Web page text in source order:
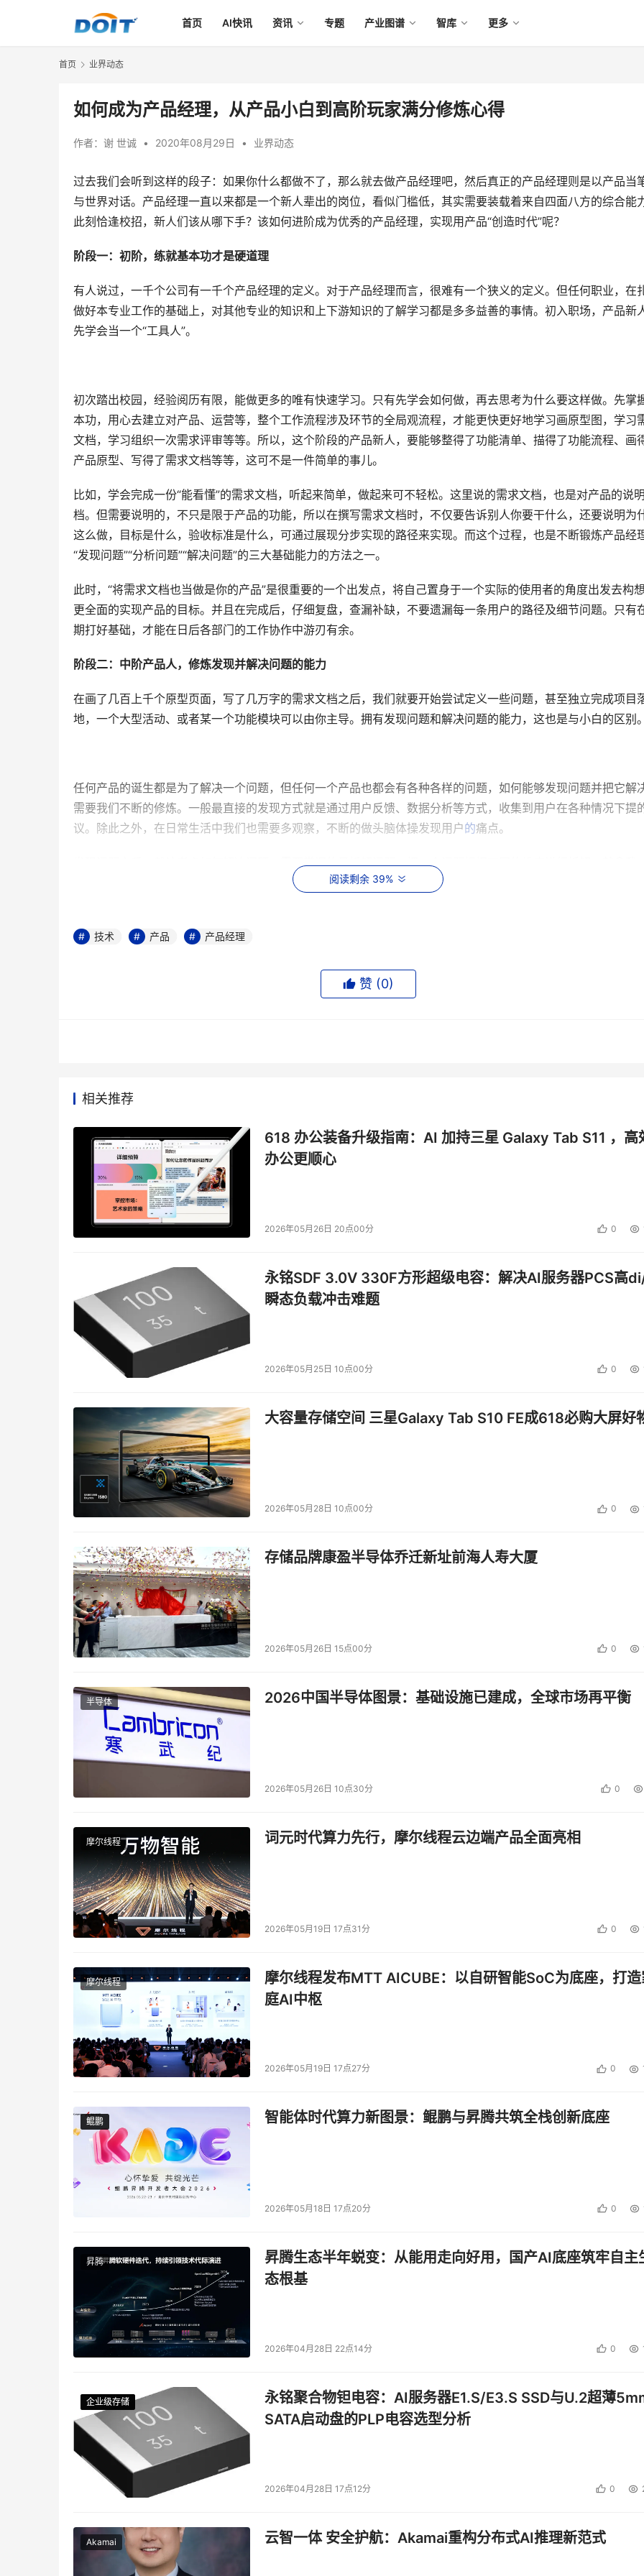
首页 AI快讯 资讯 专题 产业图谱 智库 更多
首页 业界动态
如何成为产品经理，从产品小白到高阶玩家满分修炼心得
作者： 谢 世诚 • 2020年08月29日 • 业界动态
过去我们会听到这样的段子：如果你什么都做不了，那么就去做产品经理吧，然后真正的产品经理则是以产品当笔
与世界对话。产品经理一直以来都是一个新人辈出的岗位，看似门槛低，其实需要装载着来自四面八方的综合能力
此刻恰逢校招，新人们该从哪下手？该如何进阶成为优秀的产品经理，实现用产品“创造时代”呢？
阶段一：初阶，练就基本功才是硬道理
有人说过，一千个公司有一千个产品经理的定义。对于产品经理而言，很难有一个狭义的定义。但任何职业，在
做好本专业工作的基础上，对其他专业的知识和上下游知识的了解学习都是多多益善的事情。初入职场，产品新
先学会当一个“工具人”。
初次踏出校园，经验阅历有限，能做更多的唯有快速学习。只有先学会如何做，再去思考为什么要这样做。先掌
本功，用心去建立对产品、运营等，整个工作流程涉及环节的全局观流程，才能更快更好地学习画原型图，学习
文档，学习组织一次需求评审等等。所以，这个阶段的产品新人，要能够整得了功能清单、描得了功能流程、画
产品原型、写得了需求文档等等，这可不是一件简单的事儿。
比如，学会完成一份“能看懂”的需求文档，听起来简单，做起来可不轻松。这里说的需求文档，也是对产品的说
档。但需要说明的，不只是限于产品的功能，所以在撰写需求文档时，不仅要告诉别人你要干什么，还要说明为
这么做，目标是什么，验收标准是什么，可通过展现分步实现的路径来实现。而这个过程，也是不断锻炼产品经
“发现问题”“分析问题”“解决问题”的三大基础能力的方法之一。
此时，“将需求文档也当做是你的产品”是很重要的一个出发点，将自己置身于一个实际的使用者的角度出发去构想
更全面的实现产品的目标。并且在完成后，仔细复盘，查漏补缺，不要遗漏每一条用户的路径及细节问题。只有
期打好基础，才能在日后各部门的工作协作中游刃有余。
阶段二：中阶产品人，修炼发现并解决问题的能力
在画了几百上千个原型页面，写了几万字的需求文档之后，我们就要开始尝试定义一些问题，甚至独立完成项目
地，一个大型活动、或者某一个功能模块可以由你主导。拥有发现问题和解决问题的能力，这也是与小白的区别。
任何产品的诞生都是为了解决一个问题，但任何一个产品也都会有各种各样的问题，如何能够发现问题并把它解决
需要我们不断的修炼。一般最直接的发现方式就是通过用户反馈、数据分析等方式，收集到用户在各种情况下提
议。除此之外，在日常生活中我们也需要多观察，不断的做头脑体操发现用户的痛点。
发现问题之后，就该考虑如何解决问题，需要掌握的是拆解问题。把一个问题根据不同的维度进行拆解，就拿我一
减不下来的体重举例，如果我想要瘦下来，需要从个人状况、饮食、休息、锻炼等问题进行拆解，还可以把饮食拆
晰。
这个阶段对产品经理的综合能力要求更高。需要产品经理拥有深度行业研究的能力，全面了解产品运营、考虑产品
值。在产品出现问题时，能够跳脱出现有的逻辑，看清楚它的本质，重新找准产品的位置从而发现解决问题的切
点，这些都是积累下来的经验。此外，能够考虑如何帮公司赚钱，通过有效合理的资源整合（包含了与运营、设计
间的配合、与技术的沟通等等），实现更大商业价值，也是高阶产品人的必备能力。
在消费互联网红利开始触达天花板的时候，不仅是C端产品，B端产品也开始成为资本与巨头的关注焦点，随着不
产品的热度上涨，产品经理“在产品中赋能，提升产品的价值”的作用也愈发显现。这一点在今年各家互联网大厂
幅增加，涉及视频创新、游戏、智能小程序、贴吧、云计算等业务的19种产品类职位。科技大厂们似乎都看中了
新人们的未来潜力。
作为产品人，发现问题和背后的需求尤为重要。如果你也打算发掘身上“创造时代”的潜力，这份“产品人升级指南”
许对你有所帮助。
阅读剩余 39%
技术 产品 产品经理
赞 (0)
相关推荐
618 办公装备升级指南：AI 加持三星 Galaxy Tab S11 ，高
办公更顺心
2026年05月26日 20点00分 0
永铭SDF 3.0V 330F方形超级电容：解决AI服务器PCS高
瞬态负载冲击难题
2026年05月25日 10点00分 0
大容量存储空间 三星Galaxy Tab S10 FE成618必购大屏好
2026年05月28日 10点00分 0
存储品牌康盈半导体乔迁新址前海人寿大厦
2026年05月26日 15点00分 0
半导体 2026中国半导体图景：基础设施已建成，全球市场再平衡
2026年05月26日 10点30分 0
摩尔线程 词元时代算力先行，摩尔线程云边端产品全面亮相
2026年05月19日 17点31分 0
摩尔线程
摩尔线程发布MTT AICUBE：以自研智能SoC为底座，打
庭AI中枢
2026年05月19日 17点27分 0
鲲鹏
鲲鹏 智能体时代算力新图景：鲲鹏与昇腾共筑全栈创新底座
2026年05月18日 17点20分 0
昇腾
昇腾生态半年蜕变：从能用走向好用，国产AI底座筑牢自主
态根基
2026年04月28日 22点14分 0
企业级存储
企业级存储
企业级存储
企业级存储
永铭聚合物钽电容：AI服务器E1.S/E3.S SSD与U.2超薄
SATA启动盘的PLP电容选型分析
2026年04月28日 17点12分 0
Akamai 云智一体 安全护航：Akamai重构分布式AI推理新范式